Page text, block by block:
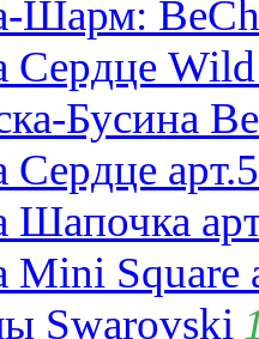
Шарм:
Сердце
Бусина
Сердце
Шапочка
Mini Square
Swarovski